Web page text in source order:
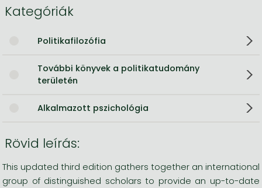
Kategóriák
Politikafilozófia
További könyvek a politikatudomány
területén
Alkalmazott pszichológia
Rövid leírás:
This updated third edition gathers together an international
group of distinguished scholars to provide an up-to-date